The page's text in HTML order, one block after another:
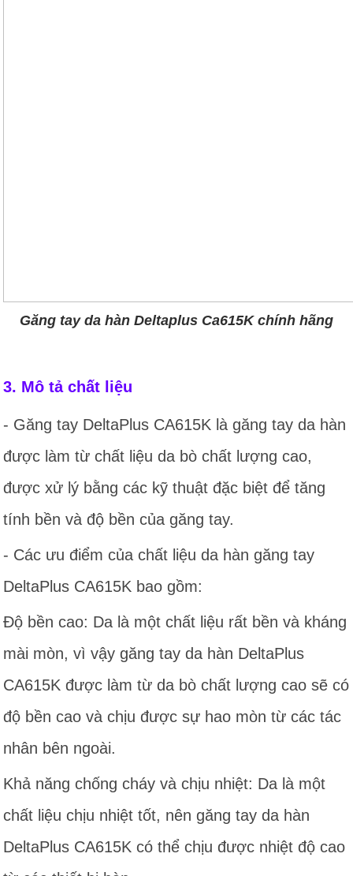
Găng tay da hàn Deltaplus Ca615K chính hãng
3. Mô tả chất liệu
- Găng tay DeltaPlus CA615K là găng tay da hàn
được làm từ chất liệu da bò chất lượng cao,
được xử lý bằng các kỹ thuật đặc biệt để tăng
tính bền và độ bền của găng tay.
- Các ưu điểm của chất liệu da hàn găng tay
DeltaPlus CA615K bao gồm:
Độ bền cao: Da là một chất liệu rất bền và kháng
mài mòn, vì vậy găng tay da hàn DeltaPlus
CA615K được làm từ da bò chất lượng cao sẽ có
độ bền cao và chịu được sự hao mòn từ các tác
nhân bên ngoài.
Khả năng chống cháy và chịu nhiệt: Da là một
chất liệu chịu nhiệt tốt, nên găng tay da hàn
DeltaPlus CA615K có thể chịu được nhiệt độ cao